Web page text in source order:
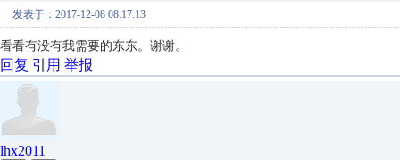
发表于：2017-12-08 08:17:13
看看有没有我需要的东东。谢谢。
回复 引用 举报
lhx2011